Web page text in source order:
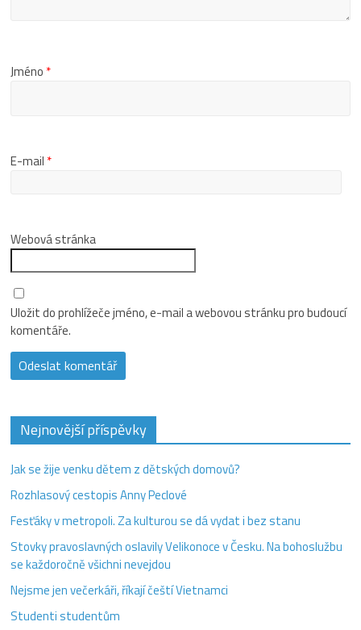
Jméno *
E-mail *
Webová stránka
Uložit do prohlížeče jméno, e-mail a webovou stránku pro budoucí
komentáře.
Nejnovější příspěvky
Jak se žije venku dětem z dětských domovů?
Rozhlasový cestopis Anny Peclové
Fesťáky v metropoli. Za kulturou se dá vydat i bez stanu
Stovky pravoslavných oslavily Velikonoce v Česku. Na bohoslužbu
se každoročně všichni nevejdou
Nejsme jen večerkáři, říkají čeští Vietnamci
Studenti studentům